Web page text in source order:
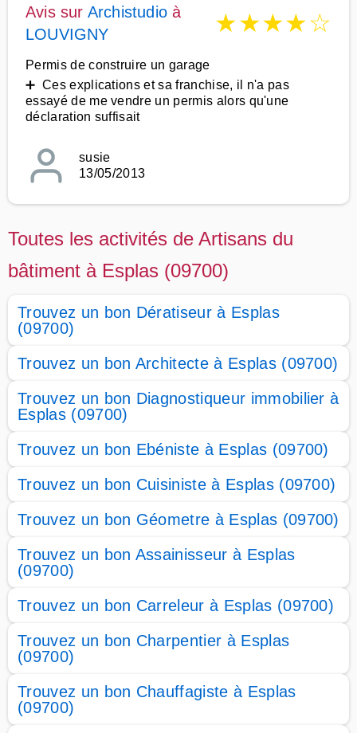
Avis sur Archistudio à
LOUVIGNY
★★★★☆
Permis de construire un garage
➕ Ces explications et sa franchise, il n'a pas
essayé de me vendre un permis alors qu'une
déclaration suffisait
susie
13/05/2013
Toutes les activités de Artisans du
bâtiment à Esplas (09700)
Trouvez un bon Dératiseur à Esplas
(09700)
Trouvez un bon Architecte à Esplas (09700)
Trouvez un bon Diagnostiqueur immobilier à
Esplas (09700)
Trouvez un bon Ebéniste à Esplas (09700)
Trouvez un bon Cuisiniste à Esplas (09700)
Trouvez un bon Géometre à Esplas (09700)
Trouvez un bon Assainisseur à Esplas
(09700)
Trouvez un bon Carreleur à Esplas (09700)
Trouvez un bon Charpentier à Esplas
(09700)
Trouvez un bon Chauffagiste à Esplas
(09700)